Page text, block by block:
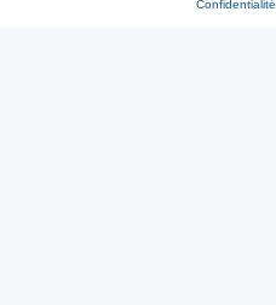
Confidentialité